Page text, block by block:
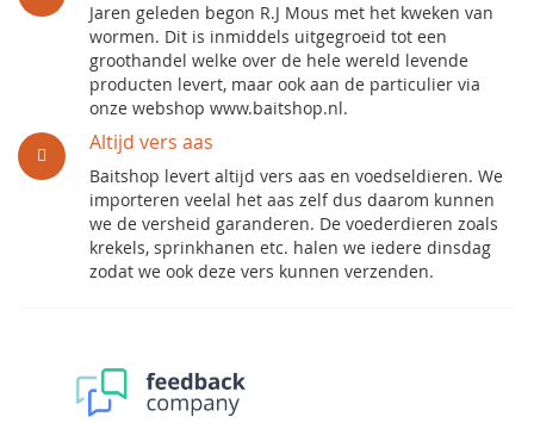
Jaren geleden begon R.J Mous met het kweken van
wormen. Dit is inmiddels uitgegroeid tot een
groothandel welke over de hele wereld levende
producten levert, maar ook aan de particulier via
onze webshop www.baitshop.nl.
Altijd vers aas
Baitshop levert altijd vers aas en voedseldieren. We
importeren veelal het aas zelf dus daarom kunnen
we de versheid garanderen. De voederdieren zoals
krekels, sprinkhanen etc. halen we iedere dinsdag
zodat we ook deze vers kunnen verzenden.